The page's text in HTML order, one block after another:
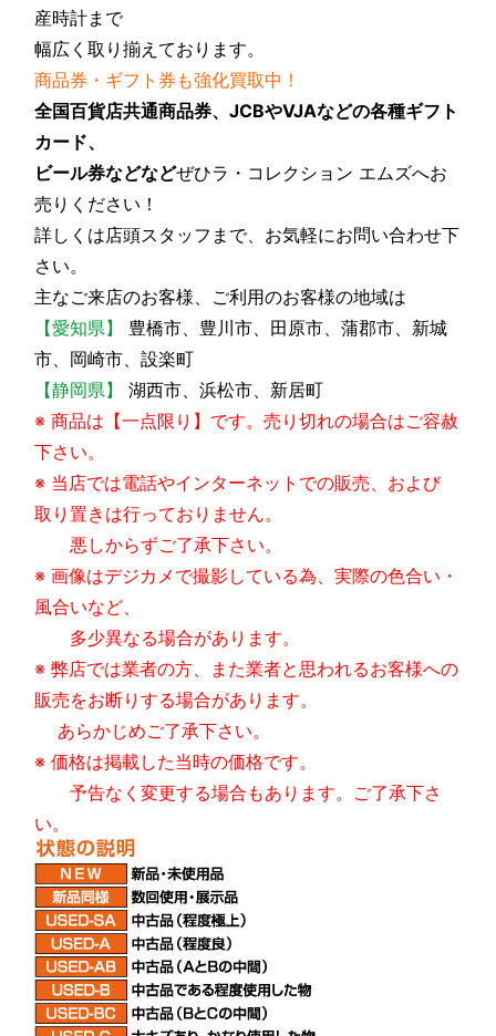
産時計まで
幅広く取り揃えております。
商品券・ギフト券も強化買取中！
全国百貨店共通商品券、JCBやVJAなどの各種ギフト
カード、
ビール券などなどぜひラ・コレクション エムズへお
売りください！
詳しくは店頭スタッフまで、お気軽にお問い合わせ下
さい。
主なご来店のお客様、ご利用のお客様の地域は
【愛知県】
豊橋市、豊川市、田原市、蒲郡市、新城
市、岡崎市、設楽町
【静岡県】
湖西市、浜松市、新居町
※ 商品は【一点限り】です。売り切れの場合はご容赦
下さい。
※ 当店では電話やインターネットでの販売、および
取り置きは行っておりません。
悪しからずご了承下さい。
※ 画像はデジカメで撮影している為、実際の色合い・
風合いなど、
多少異なる場合があります。
※ 弊店では業者の方、また業者と思われるお客様への
販売をお断りする場合があります。
あらかじめご了承下さい。
※ 価格は掲載した当時の価格です。
予告なく変更する場合もあります。ご了承下さ
い。